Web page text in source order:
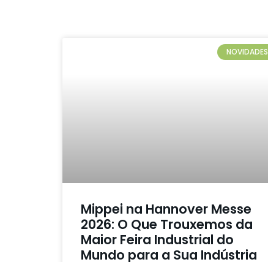
NOVIDADES
Mippei na Hannover Messe
2026: O Que Trouxemos da
Maior Feira Industrial do
Mundo para a Sua Indústria